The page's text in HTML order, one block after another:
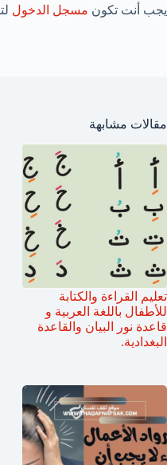
يجب أنت تكون مسجل الدخول
مقالات مشابهة
تعليم القراءة والكتابة
للأطفال باللغة العربية و
قاعدة نور البيان والقاعدة
البغدادية.